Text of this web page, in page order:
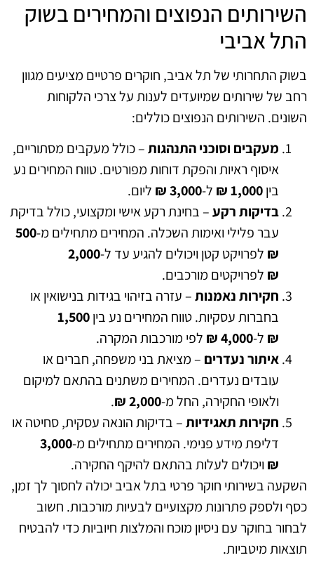
השירותים הנפוצים והמחירים בשוק
התל אביבי
בשוק התחרותי של תל אביב, חוקרים פרטיים מציעים מגוון
רחב של שירותים שמיועדים לענות על צרכי הלקוחות
השונים. השירותים הנפוצים כוללים:
מעקבים וסוכני התנהגות– כולל מעקבים מסתוריים,
איסוף ראיות והפקת דוחות מפורטים. טווח המחירים נע
בין1,000 ₪ ל-3,000 ₪
ליום.
בדיקות רקע– בחינת רקע אישי ומקצועי, כולל בדיקת
עבר פלילי ואימות השכלה. המחירים מתחילים מ-500
₪ לפרויקט קטן ויכולים להגיע עד ל-2,000
₪ לפרויקטים מורכבים.
חקירות נאמנות– עזרה בזיהוי בגידות בנישואין או
בחברות עסקיות. טווח המחירים נע בין1,500
₪ ל-4,000 ₪
לפי מורכבות המקרה.
איתור נעדרים – מציאת בני משפחה, חברים או
עובדים נעדרים. המחירים משתנים בהתאם למיקום
ולאופי החקירה, החל מ-2,000 ₪
.
חקירות תאגידיות– בדיקות הונאה עסקית, סחיטה או
דליפת מידע פנימי. המחירים מתחילים מ-3,000
₪ויכולים לעלות בהתאם להיקף החקירה.
השקעה בשירותי חוקר פרטי בתל אביב יכולה לחסוך לך זמן,
כסף ולספק פתרונות מקצועיים לבעיות מורכבות. חשוב
לבחור בחוקר עם ניסיון מוכח והמלצות חיוביות כדי להבטיח
תוצאות מיטביות.